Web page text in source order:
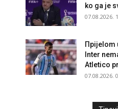
ko ga je
07.08.2026.
Прijelom
Inter
Atletico
07.08.2026.